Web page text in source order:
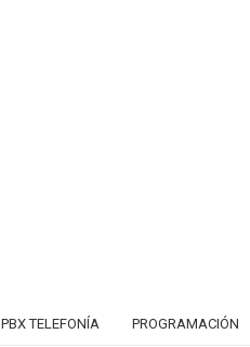
PBX TELEFONÍA PROGRAMACIÓN